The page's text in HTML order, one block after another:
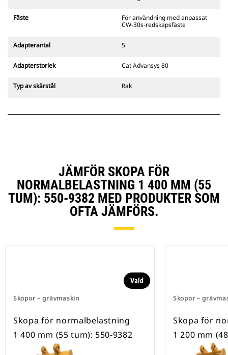
311–352 och alla hjulburna
dikesbredd finns även tillgängliga.
det CW-anpassade redskapsfästet
redskapsfästets gångjärn. CW-
redskapen.
Fäste
För användning med anpassat
CW-30s-redskapsfäste
Adapterantal 5
Adapterstorlek Cat Advansys 80
Typ av skärstål Rak
JÄMFÖR SKOPA FÖR
NORMALBELASTNING 1 400 MM (55
TUM): 550-9382 MED PRODUKTER SOM
OFTA JÄMFÖRS.
Skopor – grävmaskin
Vald
Skopa för normalbelastning
1 400 mm (55 tum): 550-9382
Skopor –
Skopa för
1 200 mm